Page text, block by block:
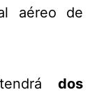
aéreo de
dos